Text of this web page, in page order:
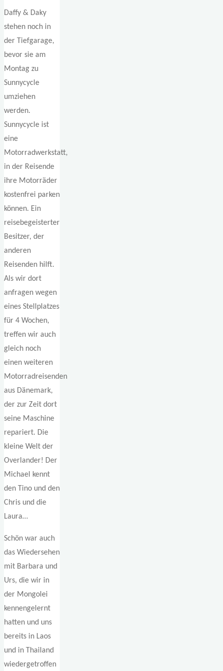
Daffy & Daky
stehen noch in
der Tiefgarage,
bevor sie am
Montag zu
Sunnycycle
umziehen
werden.
Sunnycycle ist
eine
Motorradwerkstatt,
in der Reisende
ihre Motorräder
kostenfrei parken
können. Ein
reisebegeisterter
Besitzer, der
anderen
Reisenden hilft.
Als wir dort
anfragen wegen
eines Stellplatzes
für 4 Wochen,
treffen wir auch
gleich noch
einen weiteren
Motorradreisenden
aus Dänemark,
der zur Zeit dort
seine Maschine
repariert. Die
kleine Welt der
Overlander! Der
Michael kennt
den Tino und den
Chris und die
Laura…
Schön war auch
das Wiedersehen
mit Barbara und
Urs, die wir in
der Mongolei
kennengelernt
hatten und uns
bereits in Laos
und in Thailand
wiedergetroffen